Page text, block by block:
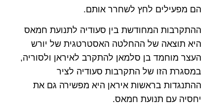
הם מפעילים לחץ לשחרר אותם.
ההתקרבות המחודשת בין סעודיה לתנועת חמאס
היא תוצאה של ההחלטה האסטרטגית של יורש
העצר מוחמד בן סלמאן להתקרב לאיראן ולסוריה,
במסגרת הזו של התקרבות סעודיה לציר
ההתנגדות בראשות איראן היא מפשירה גם את
יחסיה עם תנועת חמאס.